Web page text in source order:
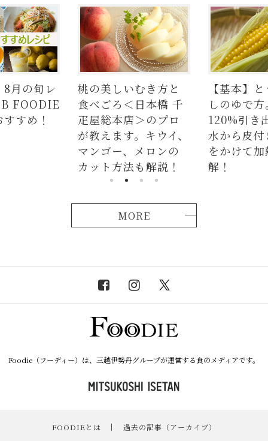
月の旬レ
FOODIE
すめ！
桃の美しいむき方と
食べごろ＜日本橋 千
疋屋総本店＞のプロ
が教えます。キウイ、
マンゴー、メロンの
カット方法も解説！
【基本】
しのゆで
120%引き
水から皮
をかけて
解！
MORE
Foodie（フーディー）は、三越伊勢丹グループが運営する食のメディアです。
FOODIEとは ｜
過去の記事（アーカイブ）